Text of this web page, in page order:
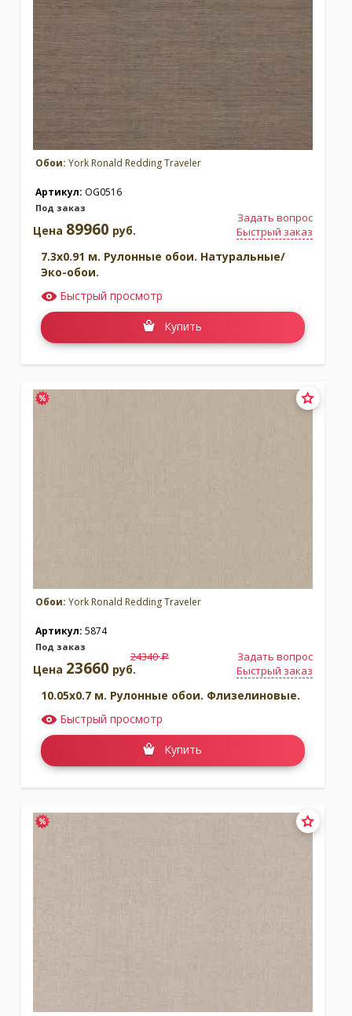
Обои: York Ronald Redding Traveler
Артикул: OG0516
Под заказ
Задать вопрос
Быстрый заказ
Цена 89960 руб.
7.3x0.91 м. Рулонные обои. Натуральные/
Эко-обои.
Быстрый просмотр
Купить
Обои: York Ronald Redding Traveler
Артикул: 5874
Под заказ
Задать вопрос
Быстрый заказ
Цена 23660 руб.
24340a
10.05x0.7 м. Рулонные обои. Флизелиновые.
Быстрый просмотр
Купить